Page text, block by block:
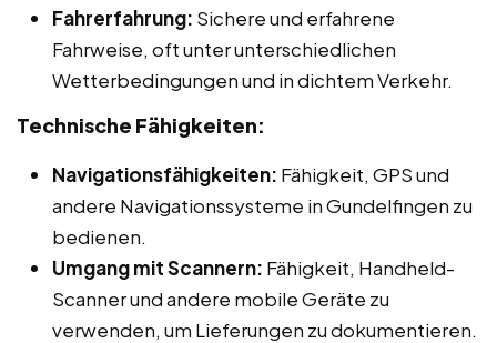
Fahrerfahrung: Sichere und erfahrene
Fahrweise, oft unter unterschiedlichen
Wetterbedingungen und in dichtem Verkehr.
Technische Fähigkeiten:
Navigationsfähigkeiten: Fähigkeit, GPS und
andere Navigationssysteme in Gundelfingen zu
bedienen.
Umgang mit Scannern: Fähigkeit, Handheld-
Scanner und andere mobile Geräte zu
verwenden, um Lieferungen zu dokumentieren.